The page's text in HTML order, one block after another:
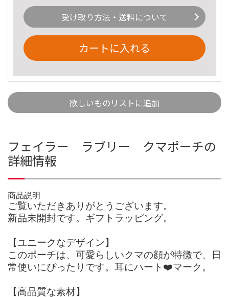
受け取り方法・送料について
カートに入れる
欲しいものリストに追加
フェイラー ラブリー クマポーチの
詳細情報
商品説明
ご覧いただきありがとうございます。
新品未開封です。ギフトラッピング。
【ユニークなデザイン】
このポーチは、可愛らしいクマの顔が特徴で、日
常使いにぴったりです。耳にハート❤️マーク。
【高品質な素材】